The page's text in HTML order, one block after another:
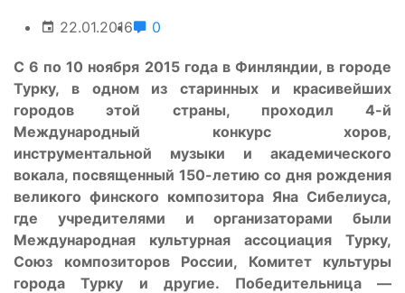
22.01.2016 0
С 6 по 10 ноября 2015 года в Финляндии, в городе
Турку, в одном из старинных и красивейших
городов этой страны, проходил 4-й
Международный конкурс хоров,
инструментальной музыки и академического
вокала, посвященный 150-летию со дня рождения
великого финского композитора Яна Сибелиуса,
где учредителями и организаторами были
Международная культурная ассоциация Турку,
Союз композиторов России, Комитет культуры
города Турку и другие. Победительница —